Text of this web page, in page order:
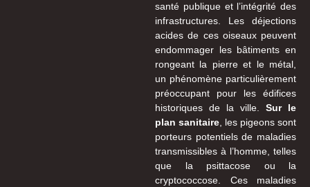
santé publique et l’intégrité des
infrastructures. Les déjections
acides de ces oiseaux peuvent
endommager les bâtiments en
rongeant la pierre et le métal,
un phénomène particulièrement
préoccupant pour les édifices
historiques de la ville. Sur le
plan sanitaire, les pigeons sont
porteurs potentiels de maladies
transmissibles à l’homme, telles
que la psittacose ou la
cryptococcose. Ces maladies